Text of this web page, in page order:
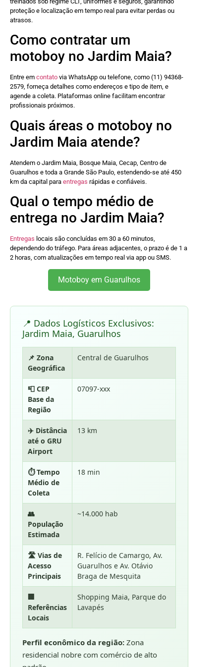
proteção e localização em tempo real para evitar perdas ou
atrasos.
Como contratar um
motoboy no Jardim Maia?
Entre em contato via WhatsApp ou telefone, como (11) 94368-
2579, forneça detalhes como endereços e tipo de item, e
agende a coleta. Plataformas online facilitam encontrar
profissionais próximos.
Quais áreas o motoboy no
Jardim Maia atende?
Atendem o Jardim Maia, Bosque Maia, Cecap, Centro de
Guarulhos e toda a Grande São Paulo, estendendo-se até 450
km da capital para entregas rápidas e confiáveis.
Qual o tempo médio de
entrega no Jardim Maia?
Entregas locais são concluídas em 30 a 60 minutos,
dependendo do tráfego. Para áreas adjacentes, o prazo é de 1 a
2 horas, com atualizações em tempo real via app ou SMS.
Motoboy em Guarulhos
📍 Dados Logísticos Exclusivos:
Jardim Maia, Guarulhos
📌 Zona
Geográfica
Central de Guarulhos
📮 CEP
Base da
Região
07097-xxx
✈️ Distância
até o GRU
Airport
13 km
⏱️ Tempo
Médio de
Coleta
18 min
👥
População
Estimada
~14.000 hab
🛣️ Vias de
Acesso
Principais
R. Felício de Camargo, Av.
Guarulhos e Av. Otávio
Braga de Mesquita
🏢
Referências
Locais
Shopping Maia, Parque do
Lavapés
Perfil econômico da região: Zona
residencial nobre com comércio de alto